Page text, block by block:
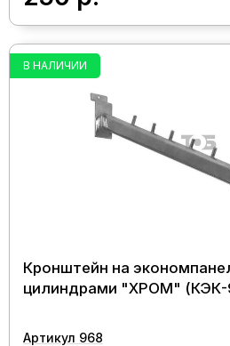
В НАЛИЧИИ
Кронштейн на
цилиндрами "ХРОМ"
Артикул 968